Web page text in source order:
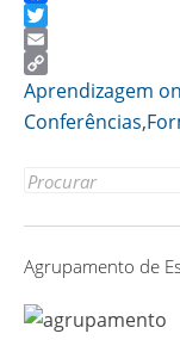
Facebook
Twitter
Email
Copy
Link
Aprendizagem
Conferências,
Search
Agrupamento de